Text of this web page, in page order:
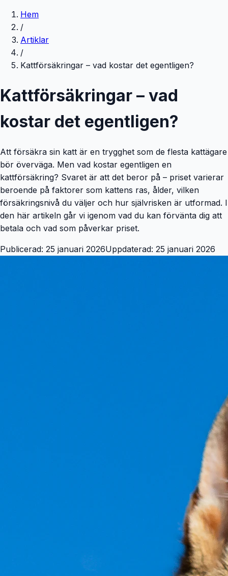
Hem
/
Artiklar
/
Kattförsäkringar – vad kostar det egentligen?
Kattförsäkringar – vad
kostar det egentligen?
Att försäkra sin katt är en trygghet som de flesta kattägare
bör överväga. Men vad kostar egentligen en
kattförsäkring? Svaret är att det beror på – priset varierar
beroende på faktorer som kattens ras, ålder, vilken
försäkringsnivå du väljer och hur självrisken är utformad. I
den här artikeln går vi igenom vad du kan förvänta dig att
betala och vad som påverkar priset.
Publicerad: 25 januari 2026Uppdaterad: 25 januari 2026